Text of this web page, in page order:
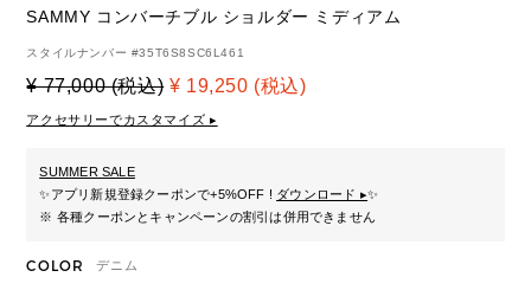
SAMMY コンバーチブル ショルダー ミディアム
スタイルナンバー #35T6S8SC6L461
¥ 77,000 (税込) ¥ 19,250 (税込)
アクセサリーでカスタマイズ ▸
SUMMER SALE
✨アプリ新規登録クーポンで+5%OFF ! ダウンロード ▸✨
※ 各種クーポンとキャンペーンの割引は併用できません
COLOR デニム